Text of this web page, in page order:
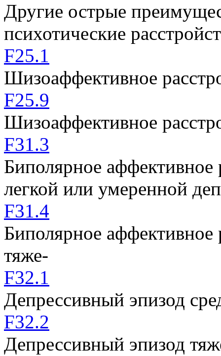
Другие острые
психотические
F25.1
Шизоаффективное
F25.9
Шизоаффективное
F31.3
Биполярное аффективное
легкой или умеренной
F31.4
Биполярное аффективное
тяже-
F32.1
Депрессивный эпизод
F32.2
Депрессивный эпизод